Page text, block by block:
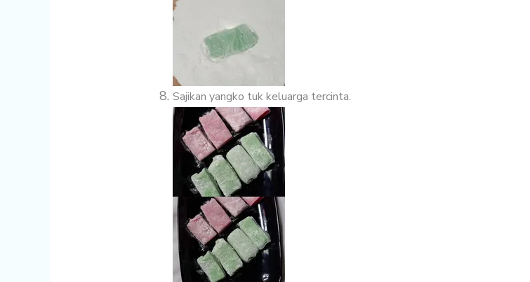
Sajikan yangko tuk keluarga tercinta.